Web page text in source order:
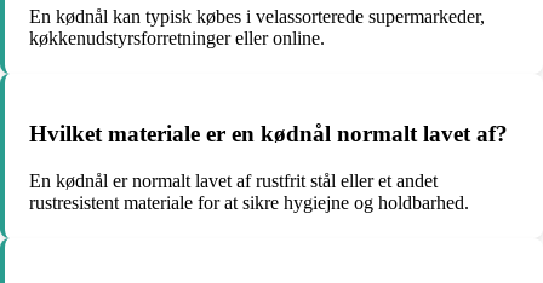
En kødnål kan typisk købes i velassorterede supermarkeder,
køkkenudstyrsforretninger eller online.
Hvilket materiale er en kødnål normalt lavet af?
En kødnål er normalt lavet af rustfrit stål eller et andet
rustresistent materiale for at sikre hygiejne og holdbarhed.